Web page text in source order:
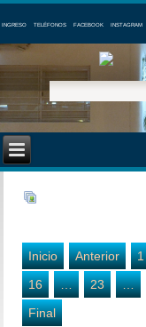
INGRESO TELÉFONOS FACEBOOK INSTAGRAM
Inicio Anterior 1
16
… 23 …
Final